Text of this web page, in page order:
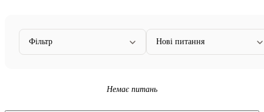
Фільтр Нові питання
Немає питань